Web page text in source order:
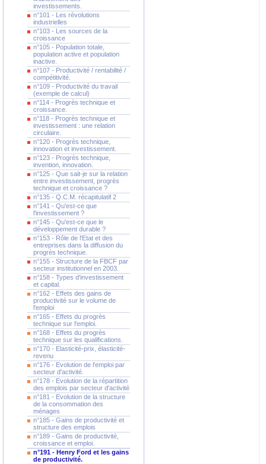
investissements.
n°101 - Les révolutions
industrielles
n°103 - Les sources de la
croissance
n°105 - Population totale,
population active et population
inactive.
n°107 - Productivité / rentabilité /
compétitivité.
n°109 - Productivité du travail
(exemple de calcul)
n°114 - Progrès technique et
croissance.
n°118 - Progrès technique et
investissement : une relation
circulaire.
n°120 - Progrès technique,
innovation et investissement.
n°123 - Progrès technique,
invention, innovation.
n°125 - Que sait-je sur la relation
entre investissement, progrès
technique et croissance ?
n°135 - Q.C.M. récapitulatif 2
n°141 - Qu'est-ce que
l'investissement ?
n°145 - Qu'est-ce que le
développement durable ?
n°153 - Rôle de l'Etat et des
entreprises dans la diffusion du
progrès technique.
n°155 - Structure de la FBCF par
secteur institutionnel en 2003.
n°158 - Types d'investissement
et capital.
n°162 - Effets des gains de
productivité sur le volume de
l'emploi
n°165 - Effets du progrès
technique sur l'emploi.
n°168 - Effets du progrès
technique sur les qualifications.
n°170 - Elasticité-prix, élasticité-
revenu
n°176 - Evolution de l'emploi par
secteur d'activité.
n°178 - Evolution de la répartition
des emplois par secteur d'activité
n°181 - Evolution de la structure
de la consommation des
ménages
n°185 - Gains de productivité et
structure des emplois
n°189 - Gains de productivité,
croissance et emploi.
n°191 - Henry Ford et les gains
de productivité.